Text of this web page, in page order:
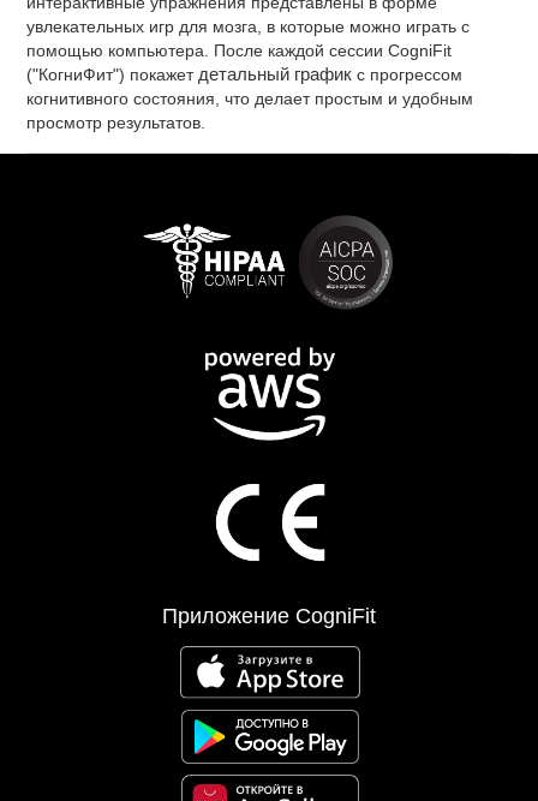
увлекательных игр для мозга, в которые можно играть с
помощью компьютера. После каждой сессии CogniFit
("КогниФит") покажет детальный график с прогрессом
когнитивного состояния, что делает простым и удобным
просмотр результатов.
Приложение CogniFit